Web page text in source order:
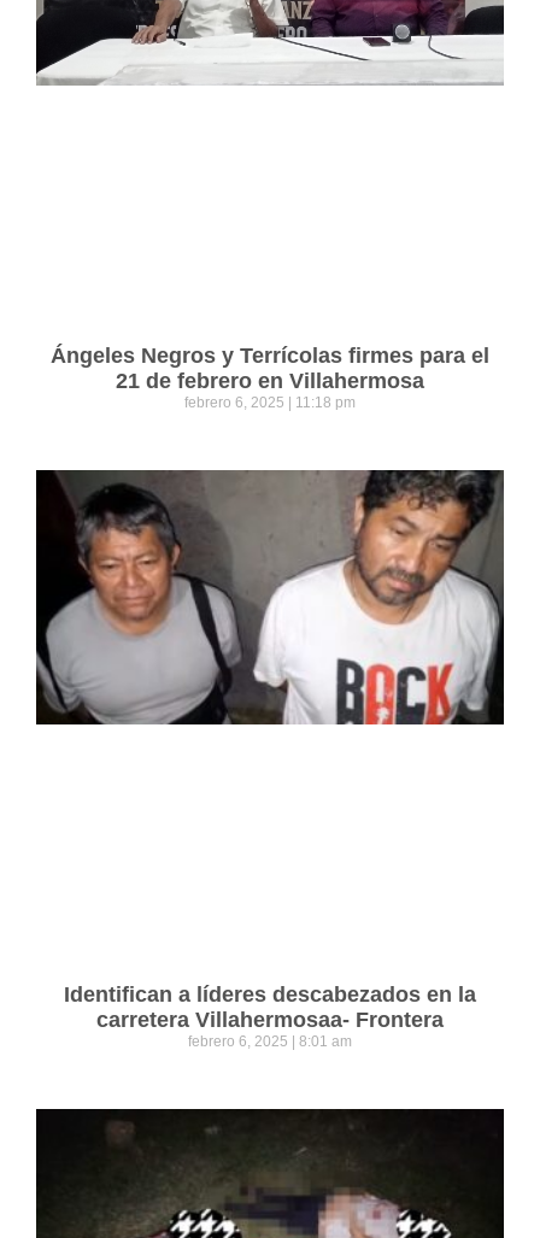
Ángeles Negros y Terrícolas firmes para el
21 de febrero en Villahermosa
febrero 6, 2025 11:18 pm
Identifican a líderes descabezados en la
carretera Villahermosaa- Frontera
febrero 6, 2025 8:01 am